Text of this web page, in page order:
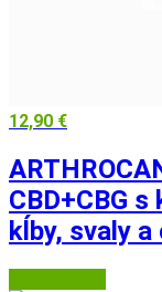
12,90 €
CBD+CBG
kĺby, svaly